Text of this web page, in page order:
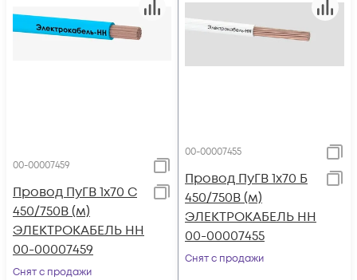
00-00007459
Провод ПуГВ 1х70 С
450/750В (м)
ЭЛЕКТРОКАБЕЛЬ НН
00-00007459
Снят с продажи
00-00007455
Провод ПуГВ 1х70 Б
450/750В (м)
ЭЛЕКТРОКАБЕЛЬ НН
00-00007455
Снят с продажи